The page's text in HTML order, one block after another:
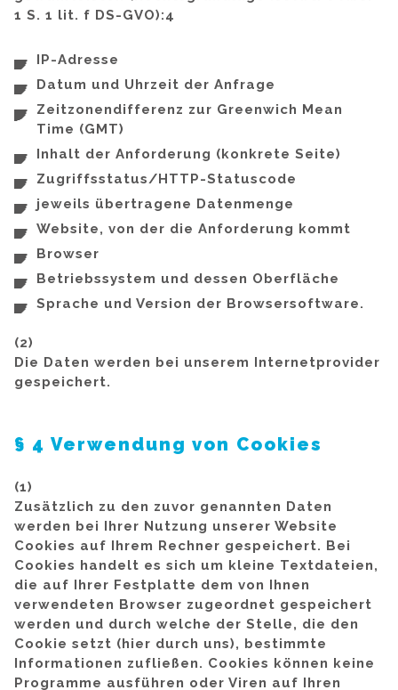
1 S. 1 lit. f DS-GVO):4
IP-Adresse
Datum und Uhrzeit der Anfrage
Zeitzonendifferenz zur Greenwich Mean
Time (GMT)
Inhalt der Anforderung (konkrete Seite)
Zugriffsstatus/HTTP-Statuscode
jeweils übertragene Datenmenge
Website, von der die Anforderung kommt
Browser
Betriebssystem und dessen Oberfläche
Sprache und Version der Browsersoftware.
(2)
Die Daten werden bei unserem Internetprovider
gespeichert.
§ 4 Verwendung von Cookies
(1)
Zusätzlich zu den zuvor genannten Daten
werden bei Ihrer Nutzung unserer Website
Cookies auf Ihrem Rechner gespeichert. Bei
Cookies handelt es sich um kleine Textdateien,
die auf Ihrer Festplatte dem von Ihnen
verwendeten Browser zugeordnet gespeichert
werden und durch welche der Stelle, die den
Cookie setzt (hier durch uns), bestimmte
Informationen zufließen. Cookies können keine
Programme ausführen oder Viren auf Ihren